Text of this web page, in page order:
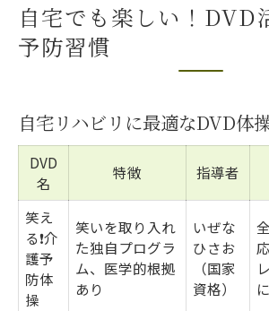
自宅でも楽しい！DVD
予防習慣
自宅リハビリに最適なDVD体
DVD
名
特徴 指導者
笑え
る❗️介
護予
防体
操
笑いを取り入れ
た独自プログラ
ム、医学的根拠
あり
いぜな
ひさお
（国家
資格）